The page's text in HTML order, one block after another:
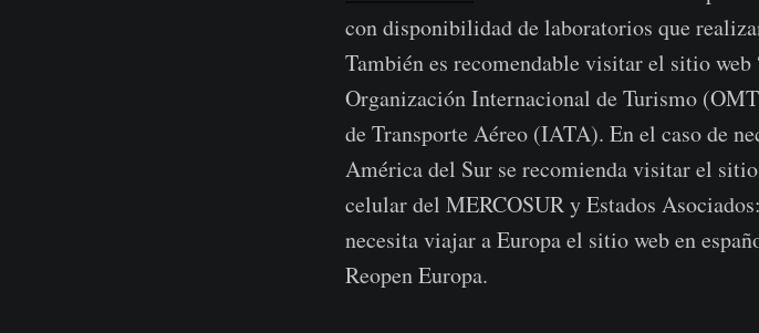
con disponibilidad de laboratorios que
También es recomendable visitar el sitio
Organización Internacional de Turismo
de Transporte Aéreo (IATA). En el caso de
América del Sur se recomienda visitar el
celular del MERCOSUR y Estados
necesita viajar a Europa el sitio web en
Reopen Europa.